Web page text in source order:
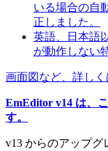
いる場合の自
正しました。
英語、日本語
が動作しない
画面図など、詳しく
EmEditor v14 は、
す。
v13 からのアップグ